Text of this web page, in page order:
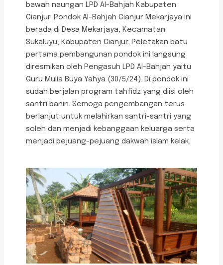
bawah naungan LPD Al-Bahjah Kabupaten
Cianjur. Pondok Al-Bahjah Cianjur Mekarjaya ini
berada di Desa Mekarjaya, Kecamatan
Sukaluyu, Kabupaten Cianjur. Peletakan batu
pertama pembangunan pondok ini langsung
diresmikan oleh Pengasuh LPD Al-Bahjah yaitu
Guru Mulia Buya Yahya (30/5/24). Di pondok ini
sudah berjalan program tahfidz yang diisi oleh
santri banin. Semoga pengembangan terus
berlanjut untuk melahirkan santri-santri yang
soleh dan menjadi kebanggaan keluarga serta
menjadi pejuang-pejuang dakwah islam kelak.